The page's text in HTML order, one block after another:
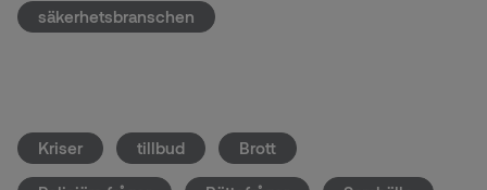
säkerhetsbranschen
Kriser tillbud Brott